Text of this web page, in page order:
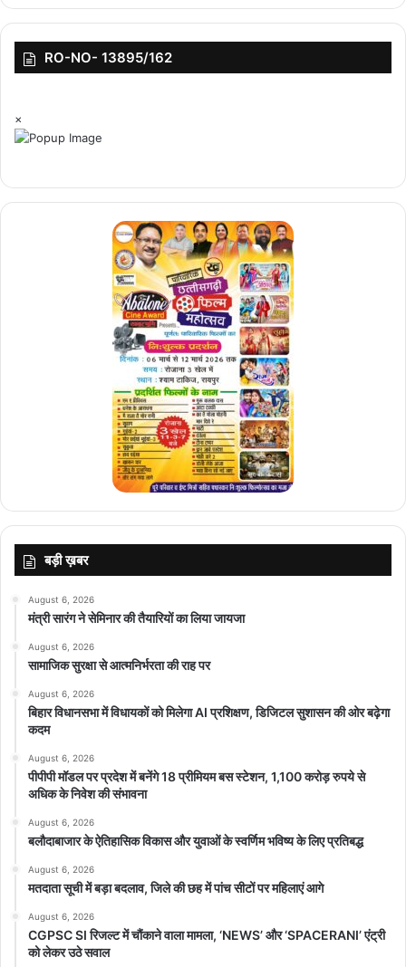
RO-NO- 13895/162
×
बड़ी ख़बर
August 6, 2026
मंत्री सारंग ने सेमिनार की तैयारियों का लिया जायजा
August 6, 2026
सामाजिक सुरक्षा से आत्मनिर्भरता की राह पर
August 6, 2026
बिहार विधानसभा में विधायकों को मिलेगा AI प्रशिक्षण, डिजिटल सुशासन की ओर बढ़ेगा
कदम
August 6, 2026
पीपीपी मॉडल पर प्रदेश में बनेंगे 18 प्रीमियम बस स्टेशन, 1,100 करोड़ रुपये से
अधिक के निवेश की संभावना
August 6, 2026
बलौदाबाजार के ऐतिहासिक विकास और युवाओं के स्वर्णिम भविष्य के लिए प्रतिबद्ध
August 6, 2026
मतदाता सूची में बड़ा बदलाव, जिले की छह में पांच सीटों पर महिलाएं आगे
August 6, 2026
CGPSC SI रिजल्ट में चौंकाने वाला मामला, ‘NEWS’ और ‘SPACERANI’ एंट्री
को लेकर उठे सवाल